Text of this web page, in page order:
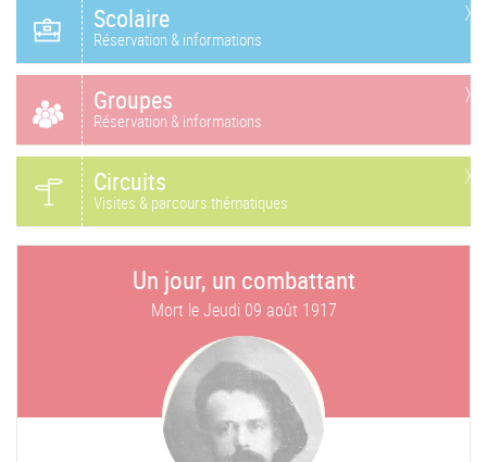
Scolaire
Réservation & informations
Groupes
Réservation & informations
Circuits
Visites & parcours thématiques
Un jour, un combattant
Mort leJeudi 09 août 1917